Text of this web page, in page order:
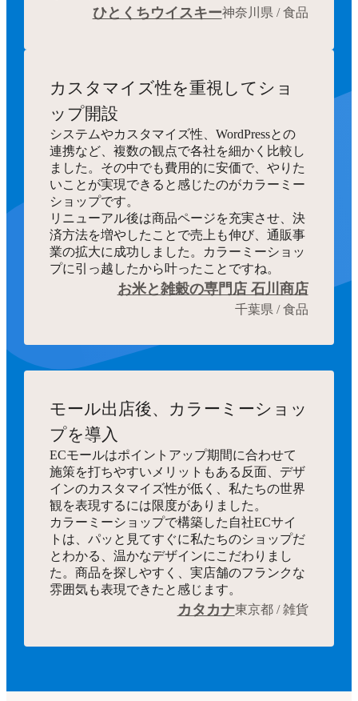
ひとくちウイスキー神奈川県 / 食品
カスタマイズ性を重視してショ
ップ開設
システムやカスタマイズ性、WordPressとの
連携など、複数の観点で各社を細かく比較し
ました。その中でも費用的に安価で、やりた
いことが実現できると感じたのがカラーミー
ショップです。
リニューアル後は商品ページを充実させ、決
済方法を増やしたことで売上も伸び、通販事
業の拡大に成功しました。カラーミーショッ
プに引っ越したから叶ったことですね。
お米と雑穀の専門店 石川商店
千葉県 / 食品
モール出店後、カラーミーショッ
プを導入
ECモールはポイントアップ期間に合わせて
施策を打ちやすいメリットもある反面、デザ
インのカスタマイズ性が低く、私たちの世界
観を表現するには限度がありました。
カラーミーショップで構築した自社ECサイ
トは、パッと見てすぐに私たちのショップだ
とわかる、温かなデザインにこだわりまし
た。商品を探しやすく、実店舗のフランクな
雰囲気も表現できたと感じます。
カタカナ東京都 / 雑貨